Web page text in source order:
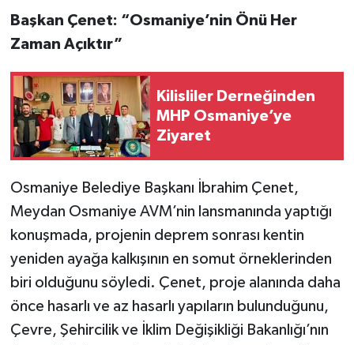
Başkan Çenet: “Osmaniye’nin Önü Her
Zaman Açıktır”
Kilisliler Derneğinden
MHP Osmaniye’ye
Ziyaret
Osmaniye Belediye Başkanı İbrahim Çenet,
Meydan Osmaniye AVM’nin lansmanında yaptığı
konuşmada, projenin deprem sonrası kentin
yeniden ayağa kalkışının en somut örneklerinden
biri olduğunu söyledi. Çenet, proje alanında daha
önce hasarlı ve az hasarlı yapıların bulunduğunu,
Çevre, Şehircilik ve İklim Değişikliği Bakanlığı’nın